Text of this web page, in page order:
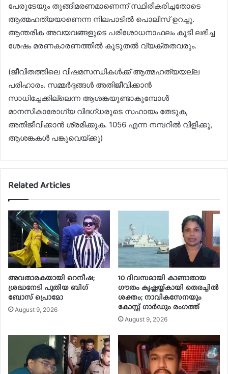
പേരുടേയും തൂങ്ങിമരണമാണെന്ന് സ്ഥിരീകരിച്ചതോടെ
ആത്മഹത്യയാണെന്ന നിലപാടില്‍ പൊലീസ് ഉറച്ചു.
ആന്തരിക അവയവങ്ങളുടെ പരിശോധനാഫലം കൂടി ലഭിച്ച
ശേഷം മരണകാരണത്തില്‍ കൂടുതല്‍ വ്യക്തതവരും.
(ജീവിതത്തിലെ വിഷമസന്ധികള്‍ക്ക് ആത്മഹത്യയല്ല
പരിഹാരം. സമ്മര്‍ദ്ദങ്ങള്‍ അതിജീവിക്കാന്‍
സാധിച്ചേക്കില്ലെന്ന ആശങ്കയുണ്ടാകുമ്പോള്‍
മാനസികാരോഗ്യ വിദഗ്ധരുടെ സഹായം തേടുക,
അതിജീവിക്കാന്‍ ശ്രമിക്കുക. 1056 എന്ന നമ്പറില്‍ വിളിക്കൂ,
ആശങ്കകള്‍ പങ്കുവെയ്ക്കൂ)
Related Articles
അവതാരകയായി റെനീഷ;
ശ്രദ്ധനേടി പുതിയ ബി​ഗ്
ബോസ് പ്രൊമോ
August 9, 2026
10 ദിവസമായി കാണാതായ
ഗൗതം കൃഷ്ണയ്ക്കായി തെരച്ചിൽ
ശക്തം; നാവികസേനയും
കോസ്റ്റ് ഗാർഡും രംഗത്ത്
August 9, 2026